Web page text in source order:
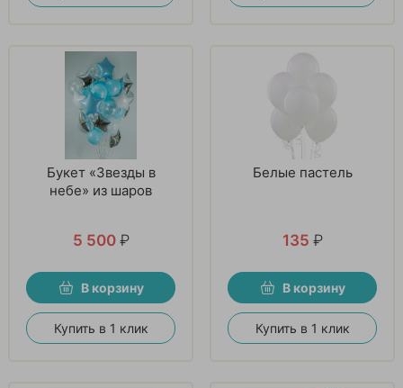
Букет «Звезды в
небе» из шаров
5 500 ₽
В корзину
Купить в 1 клик
Белые пастель
135 ₽
В корзину
Купить в 1 клик